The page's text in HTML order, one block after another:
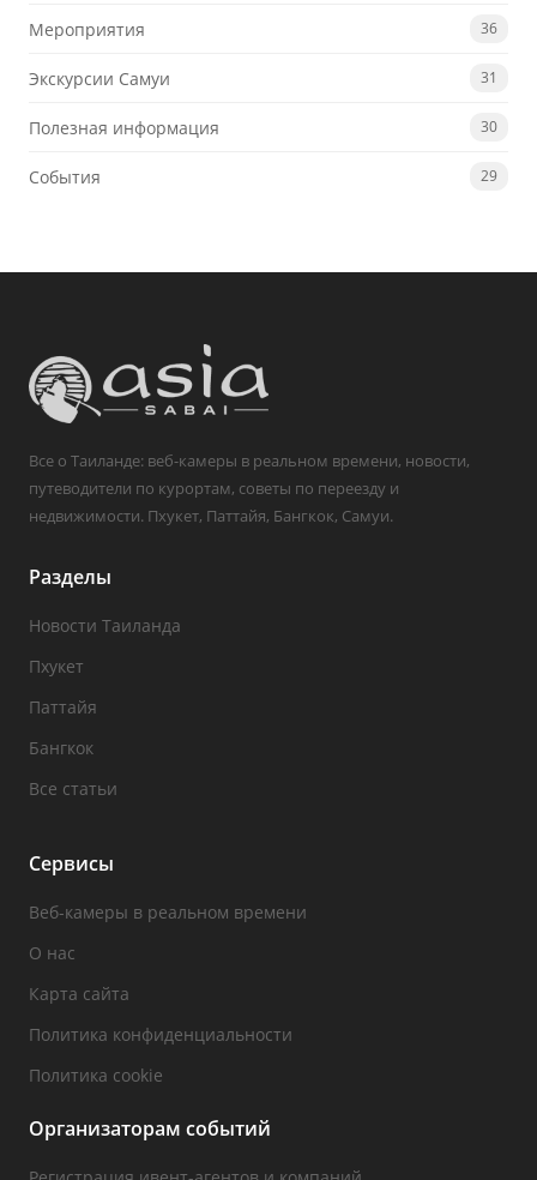
Мероприятия 36
Экскурсии Самуи 31
Полезная информация 30
События 29
Все о Таиланде: веб-камеры в реальном времени, новости,
путеводители по курортам, советы по переезду и
недвижимости. Пхукет, Паттайя, Бангкок, Самуи.
Разделы
Новости Таиланда
Пхукет
Паттайя
Бангкок
Все статьи
Сервисы
Веб-камеры в реальном времени
О нас
Карта сайта
Политика конфиденциальности
Политика cookie
Организаторам событий